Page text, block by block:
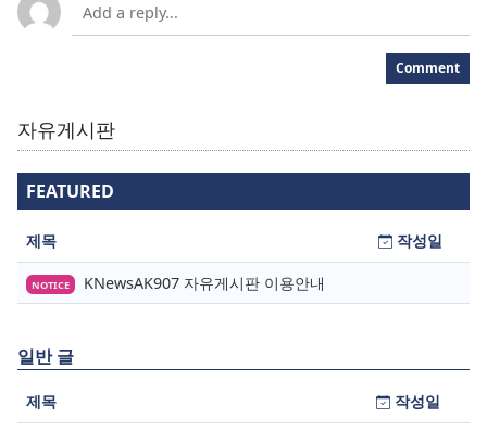
Comment
자유게시판
FEATURED
제목 작성일
NOTICE KNewsAK907 자유게시판 이용안내
일반 글
제목 작성일